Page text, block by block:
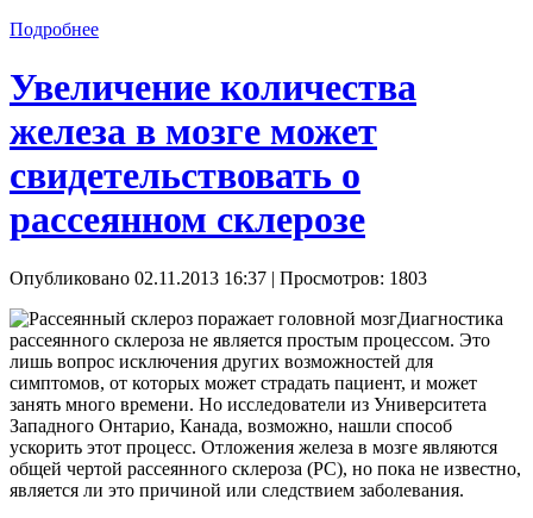
Подробнее
Увеличение количества
железа в мозге может
свидетельствовать о
рассеянном склерозе
Опубликовано 02.11.2013 16:37 | Просмотров: 1803
Диагностика
рассеянного склероза не является простым процессом. Это
лишь вопрос исключения других возможностей для
симптомов, от которых может страдать пациент, и может
занять много времени. Но исследователи из Университета
Западного Онтарио, Канада, возможно, нашли способ
ускорить этот процесс. Отложения железа в мозге являются
общей чертой рассеянного склероза (РС), но пока не известно,
является ли это причиной или следствием заболевания.